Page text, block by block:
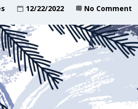
12/22/2022 No Comment